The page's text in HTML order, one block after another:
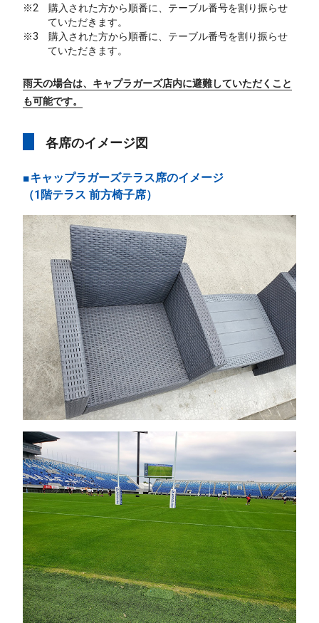
※2 購入された方から順番に、テーブル番号を割り振らせ
ていただきます。
※3 購入された方から順番に、テーブル番号を割り振らせ
ていただきます。
雨天の場合は、キャプラガーズ店内に避難していただくこと
も可能です。
各席のイメージ図
■キャップラガーズテラス席のイメージ
（1階テラス 前方椅子席）